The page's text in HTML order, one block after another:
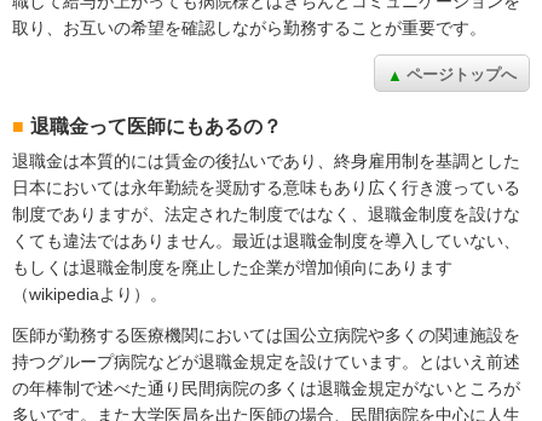
取り、お互いの希望を確認しながら勤務することが重要です。
ページトップへ
退職金って医師にもあるの？
退職金は本質的には賃金の後払いであり、終身雇用制を基調とした
日本においては永年勤続を奨励する意味もあり広く行き渡っている
制度でありますが、法定された制度ではなく、退職金制度を設けな
くても違法ではありません。最近は退職金制度を導入していない、
もしくは退職金制度を廃止した企業が増加傾向にあります
（wikipediaより）。
医師が勤務する医療機関においては国公立病院や多くの関連施設を
持つグループ病院などが退職金規定を設けています。とはいえ前述
の年棒制で述べた通り民間病院の多くは退職金規定がないところが
多いです。また大学医局を出た医師の場合、民間病院を中心に人生